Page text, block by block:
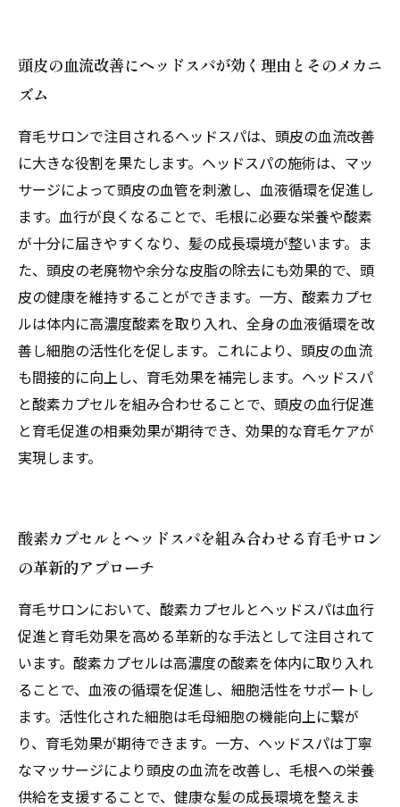
頭皮の血流改善にヘッドスパが効く理由とそのメカニ
ズム
育毛サロンで注目されるヘッドスパは、頭皮の血流改善
に大きな役割を果たします。ヘッドスパの施術は、マッ
サージによって頭皮の血管を刺激し、血液循環を促進し
ます。血行が良くなることで、毛根に必要な栄養や酸素
が十分に届きやすくなり、髪の成長環境が整います。ま
た、頭皮の老廃物や余分な皮脂の除去にも効果的で、頭
皮の健康を維持することができます。一方、酸素カプセ
ルは体内に高濃度酸素を取り入れ、全身の血液循環を改
善し細胞の活性化を促します。これにより、頭皮の血流
も間接的に向上し、育毛効果を補完します。ヘッドスパ
と酸素カプセルを組み合わせることで、頭皮の血行促進
と育毛促進の相乗効果が期待でき、効果的な育毛ケアが
実現します。
酸素カプセルとヘッドスパを組み合わせる育毛サロン
の革新的アプローチ
育毛サロンにおいて、酸素カプセルとヘッドスパは血行
促進と育毛効果を高める革新的な手法として注目されて
います。酸素カプセルは高濃度の酸素を体内に取り入れ
ることで、血液の循環を促進し、細胞活性をサポートし
ます。活性化された細胞は毛母細胞の機能向上に繋が
り、育毛効果が期待できます。一方、ヘッドスパは丁寧
なマッサージにより頭皮の血流を改善し、毛根への栄養
供給を支援することで、健康な髪の成長環境を整えま